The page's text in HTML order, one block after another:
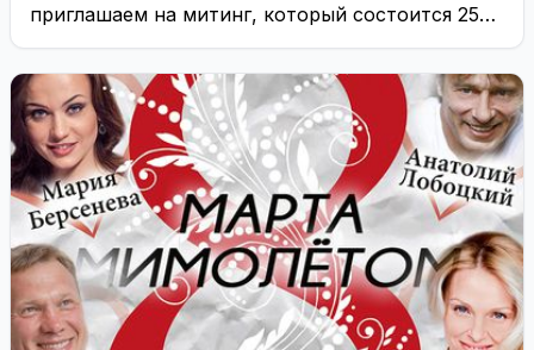
приглашаем на митинг, который состоится 25
января в 13:00 ...